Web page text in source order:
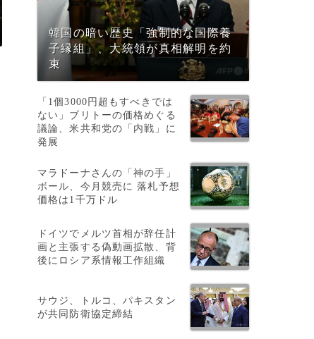
韓国の暗い歴史「強制的な国際養
子縁組」、大統領が真相解明を約
束
「1個3000円超もすべきでは
ない」ブリトーの価格めぐる
議論、米共和党の「内戦」に
発展
マラドーナさんの「神の手」
ボール、今月競売に 落札予想
価格は1千万ドル
ドイツでメルツ首相が辞任計
画と主張する偽動画拡散、背
後にロシア系情報工作組織
サウジ、トルコ、パキスタン
が共同防衛協定締結